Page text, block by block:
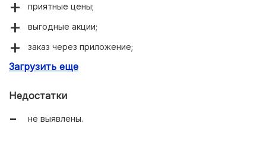
приятные цены;
выгодные акции;
заказ через приложение;
удобный интерфейс сайта;
Загрузить еще
Недостатки
не выявлены.